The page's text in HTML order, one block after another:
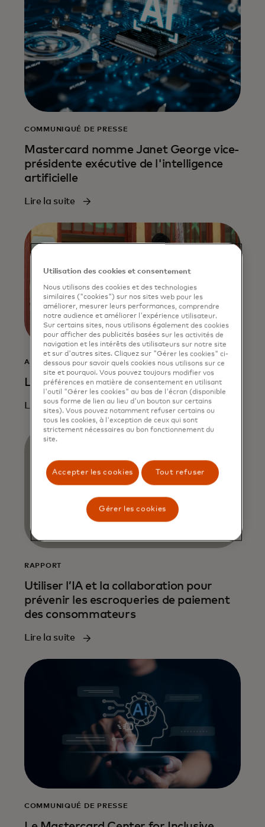
COMMUNIQUÉ DE PRESSE
Mastercard nomme Janet George vice-
présidente exécutive de l'intelligence
artificielle
Lire la suite
ARTICLE
Lire la suite
Lire la suite
RAPPORT
Utiliser l’IA et la collaboration pour
prévenir les escroqueries de paiement
des consommateurs
Lire la suite
COMMUNIQUÉ DE PRESSE
Utilisation des cookies et consentement
Nous utilisons des cookies et des technologies
similaires ("cookies") sur nos sites web pour les
améliorer, mesurer leurs performances, comprendre
notre audience et améliorer l'expérience utilisateur.
Sur certains sites, nous utilisons également des cookies
pour afficher des publicités basées sur les activités de
navigation et les intérêts des utilisateurs sur notre site
et sur d'autres sites. Cliquez sur "Gérer les cookies" ci-
dessous pour savoir quels cookies nous utilisons sur ce
site et pourquoi. Vous pouvez toujours modifier vos
préférences en matière de consentement en utilisant
l'outil "Gérer les cookies" au bas de l'écran (disponible
sous forme de lien au lieu d'un bouton sur certains
sites). Vous pouvez notamment refuser certains ou
tous les cookies, à l'exception de ceux qui sont
strictement nécessaires au bon fonctionnement du
site.
Accepter les cookies Tout refuser
Gérer les cookies